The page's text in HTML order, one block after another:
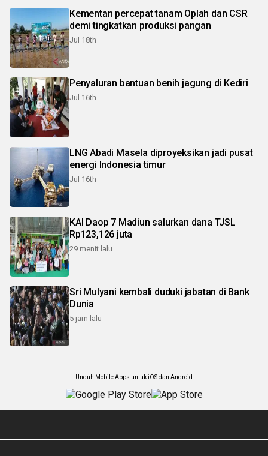
Kementan percepat tanam Oplah dan CSR
demi tingkatkan produksi pangan
Jul 18th
Penyaluran bantuan benih jagung di Kediri
Jul 16th
LNG Abadi Masela diproyeksikan jadi pusat
energi Indonesia timur
Jul 16th
KAI Daop 7 Madiun salurkan dana TJSL
Rp123,126 juta
29 menit lalu
Sri Mulyani kembali duduki jabatan di Bank
Dunia
5 jam lalu
Unduh Mobile Apps untuk iOS dan Android